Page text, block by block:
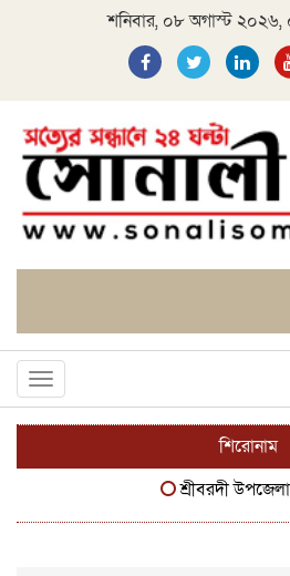
শনিবার, ০৮ অগাস্ট
Toggle
navigation
শিরোনাম
শ্রীবরদী উপজেলা